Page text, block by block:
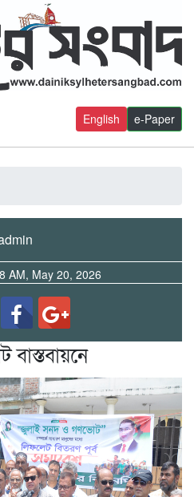
e-Paper
English
AM, May 20, 2026